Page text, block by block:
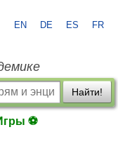
EN DE ES FR
Найти!
⚽